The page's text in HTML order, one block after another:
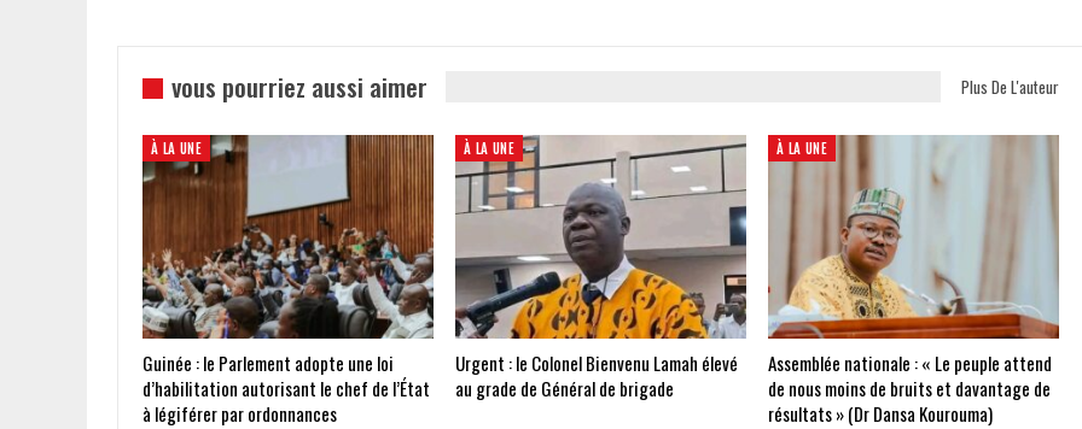
vous pourriez aussi aimer Plus De L'auteur
À LA UNE
Guinée : le Parlement adopte une loi
d’habilitation autorisant le chef de l’État
à légiférer par ordonnances
À LA UNE
Urgent : le Colonel Bienvenu Lamah élevé
au grade de Général de brigade
À LA UNE
Assemblée nationale : « Le peuple attend
de nous moins de bruits et davantage de
résultats » (Dr Dansa Kourouma)